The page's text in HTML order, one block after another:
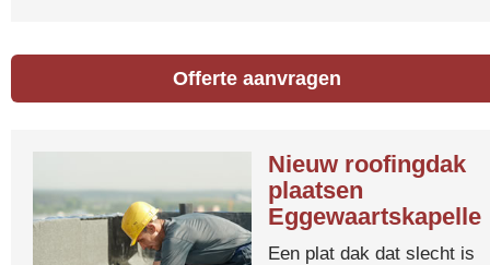
Offerte aanvragen
Nieuw roofingdak
plaatsen
Eggewaartskapelle
Een plat dak dat slecht is